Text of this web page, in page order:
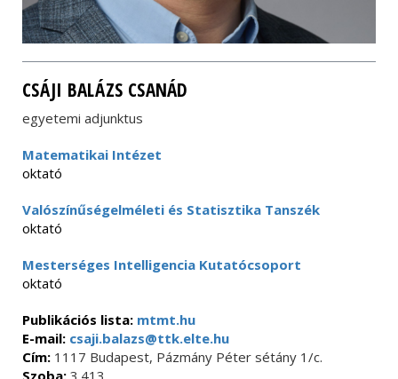
CSÁJI BALÁZS CSANÁD
egyetemi adjunktus
Matematikai Intézet
oktató
Valószínűségelméleti és Statisztika Tanszék
oktató
Mesterséges Intelligencia Kutatócsoport
oktató
Publikációs lista: mtmt.hu
E-mail: csaji.balazs@ttk.elte.hu
Cím: 1117 Budapest, Pázmány Péter sétány 1/c.